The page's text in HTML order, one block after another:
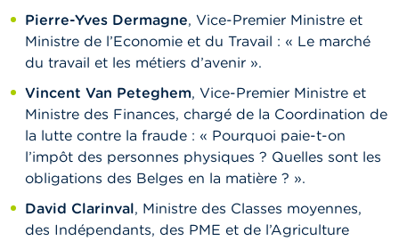
Pierre-Yves Dermagne, Vice-Premier Ministre et
Ministre de l’Economie et du Travail : « Le marché
du travail et les métiers d’avenir ».
Vincent Van Peteghem, Vice-Premier Ministre et
Ministre des Finances, chargé de la Coordination de
la lutte contre la fraude : « Pourquoi paie-t-on
l’impôt des personnes physiques ? Quelles sont les
obligations des Belges en la matière ? ».
David Clarinval, Ministre des Classes moyennes,
des Indépendants, des PME et de l’Agriculture